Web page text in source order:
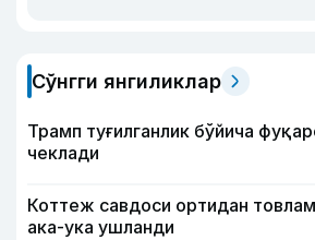
Сўнгги янгиликлар
Трамп туғилганлик бўйича
чеклади
Коттеж савдоси ортидан
ака-ука ушланди